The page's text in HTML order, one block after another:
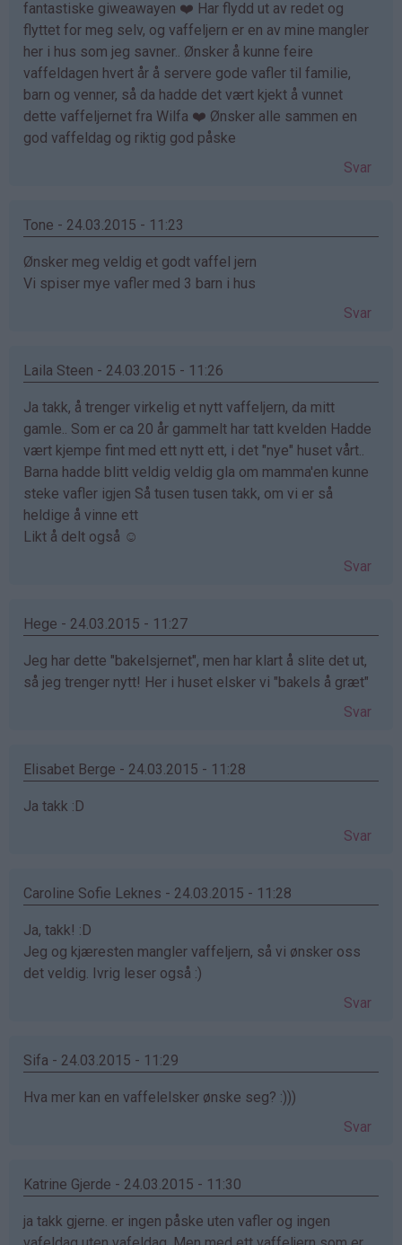
fantastiske giweawayen ❤️ Har flydd ut av redet og
flyttet for meg selv, og vaffeljern er en av mine mangler
her i hus som jeg savner.. Ønsker å kunne feire
vaffeldagen hvert år å servere gode vafler til familie,
barn og venner, så da hadde det vært kjekt å vunnet
dette vaffeljernet fra Wilfa ❤️ Ønsker alle sammen en
god vaffeldag og riktig god påske
Svar
Tone - 24.03.2015 - 11:23
Ønsker meg veldig et godt vaffel jern
Vi spiser mye vafler med 3 barn i hus
Svar
Laila Steen - 24.03.2015 - 11:26
Ja takk, å trenger virkelig et nytt vaffeljern, da mitt
gamle.. Som er ca 20 år gammelt har tatt kvelden Hadde
vært kjempe fint med ett nytt ett, i det "nye" huset vårt..
Barna hadde blitt veldig veldig gla om mamma'en kunne
steke vafler igjen Så tusen tusen takk, om vi er så
heldige å vinne ett
Likt å delt også ☺
Svar
Hege - 24.03.2015 - 11:27
Jeg har dette "bakelsjernet", men har klart å slite det ut,
så jeg trenger nytt! Her i huset elsker vi "bakels å græt"
Svar
Elisabet Berge - 24.03.2015 - 11:28
Ja takk :D
Svar
Caroline Sofie Leknes - 24.03.2015 - 11:28
Ja, takk! :D
Jeg og kjæresten mangler vaffeljern, så vi ønsker oss
det veldig. Ivrig leser også :)
Svar
Sifa - 24.03.2015 - 11:29
Hva mer kan en vaffelelsker ønske seg? :)))
Svar
Katrine Gjerde - 24.03.2015 - 11:30
ja takk gjerne. er ingen påske uten vafler og ingen